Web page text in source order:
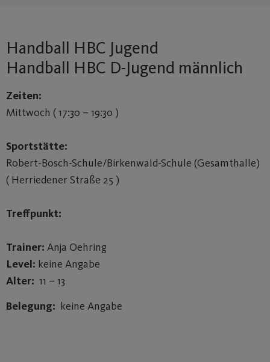
Handball HBC Jugend
Handball HBC D-Jugend männlich
Zeiten:
Mittwoch ( 17:30 – 19:30 )
Sportstätte:
Robert-Bosch-Schule/Birkenwald-Schule (Gesamthalle)
( Herriedener Straße 25 )
Treffpunkt:
Trainer: Anja Oehring
Level: keine Angabe
Alter: 11 – 13
Belegung: keine Angabe